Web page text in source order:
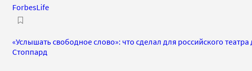
ForbesLife
«Услышать свободное слово»: что сделал для российского театра
Стоппард